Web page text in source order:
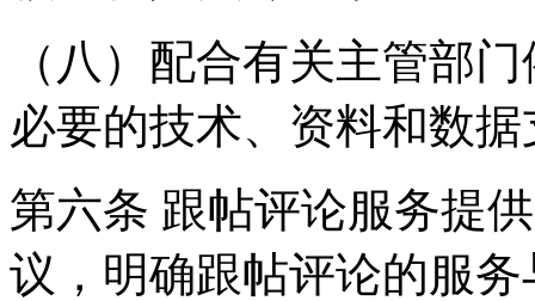
（八）配合有关主管部
必要的技术、资料和数
第六条 跟帖评论服务提
议，明确跟帖评论的服